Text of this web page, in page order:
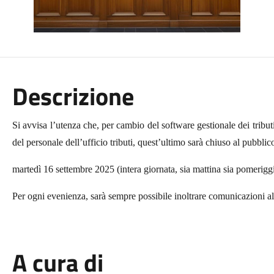
Descrizione
Si avvisa l’utenza che, per cambio del software gestionale dei
del personale dell’ufficio tributi, quest’ultimo sarà chiuso al
martedì 16 settembre 2025 (intera giornata, sia mattina sia
Per ogni evenienza, sarà sempre possibile inoltrare comunicazioni
A cura di